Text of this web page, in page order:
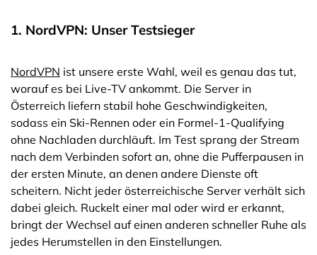
1. NordVPN: Unser Testsieger
NordVPN ist unsere erste Wahl, weil es genau das tut,
worauf es bei Live-TV ankommt. Die Server in
Österreich liefern stabil hohe Geschwindigkeiten,
sodass ein Ski-Rennen oder ein Formel-1-Qualifying
ohne Nachladen durchläuft. Im Test sprang der Stream
nach dem Verbinden sofort an, ohne die Pufferpausen in
der ersten Minute, an denen andere Dienste oft
scheitern. Nicht jeder österreichische Server verhält sich
dabei gleich. Ruckelt einer mal oder wird er erkannt,
bringt der Wechsel auf einen anderen schneller Ruhe als
jedes Herumstellen in den Einstellungen.